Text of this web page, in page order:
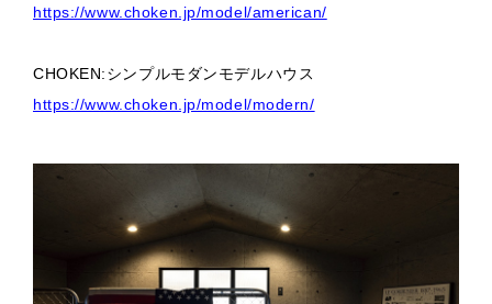
https://www.choken.jp/model/american/
CHOKEN:シンプルモダンモデルハウス
https://www.choken.jp/model/modern/